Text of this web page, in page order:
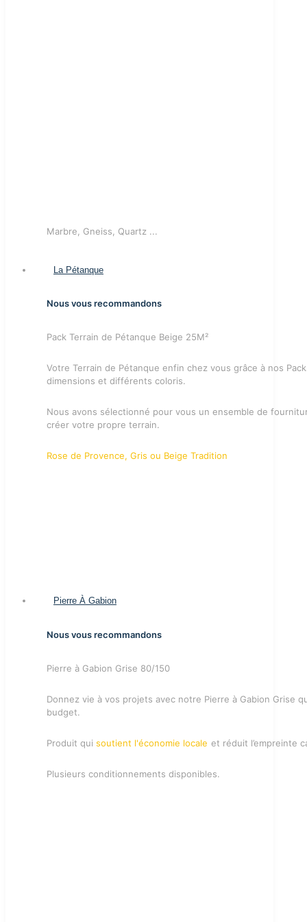
Marbre, Gneiss, Quartz ...
La Pétanque
Nous vous recommandons
Pack Terrain de Pétanque Beige 25M²
Votre Terrain de Pétanque enfin chez vous grâce à nos
dimensions et différents coloris.
Nous avons sélectionné pour vous un ensemble de
créer votre propre terrain.
Rose de Provence, Gris ou Beige Tradition
Pierre À Gabion
Nous vous recommandons
Pierre à Gabion Grise 80/150
Donnez vie à vos projets avec notre Pierre à Gabion Grise
budget.
Produit qui soutient l'économie locale et réduit l’empreinte
Plusieurs conditionnements disponibles.